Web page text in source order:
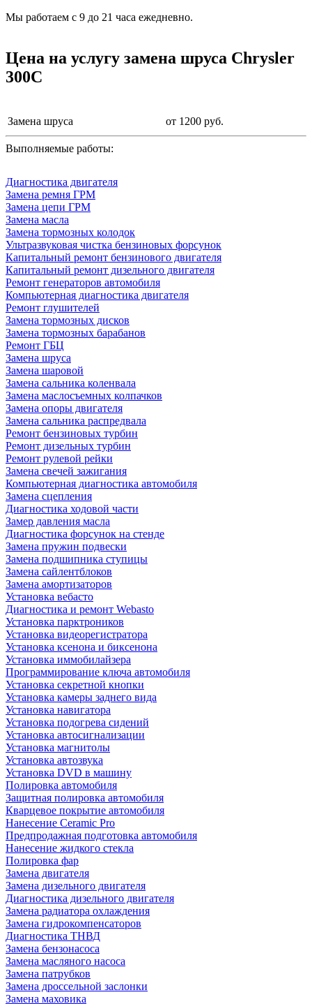
Мы работаем с 9 до 21 часа ежедневно.
Цена на услугу замена шруса Chrysler
300C
Замена шруса от 1200 руб.
Выполняемые работы:
Диагностика двигателя
Замена ремня ГРМ
Замена цепи ГРМ
Замена масла
Замена тормозных колодок
Ультразвуковая чистка бензиновых форсунок
Капитальный ремонт бензинового двигателя
Капитальный ремонт дизельного двигателя
Ремонт генераторов автомобиля
Компьютерная диагностика двигателя
Ремонт глушителей
Замена тормозных дисков
Замена тормозных барабанов
Ремонт ГБЦ
Замена шруса
Замена шаровой
Замена сальника коленвала
Замена маслосъемных колпачков
Замена опоры двигателя
Замена сальника распредвала
Ремонт бензиновых турбин
Ремонт дизельных турбин
Ремонт рулевой рейки
Замена свечей зажигания
Компьютерная диагностика автомобиля
Замена сцепления
Диагностика ходовой части
Замер давления масла
Диагностика форсунок на стенде
Замена пружин подвески
Замена подшипника ступицы
Замена сайлентблоков
Замена амортизаторов
Установка вебасто
Диагностика и ремонт Webasto
Установка парктроников
Установка видеорегистратора
Установка ксенона и биксенона
Установка иммобилайзера
Программирование ключа автомобиля
Установка секретной кнопки
Установка камеры заднего вида
Установка навигатора
Установка подогрева сидений
Установка автосигнализации
Установка магнитолы
Установка автозвука
Установка DVD в машину
Полировка автомобиля
Защитная полировка автомобиля
Кварцевое покрытие автомобиля
Нанесение Ceramic Pro
Предпродажная подготовка автомобиля
Нанесение жидкого стекла
Полировка фар
Замена двигателя
Замена дизельного двигателя
Диагностика дизельного двигателя
Замена радиатора охлаждения
Замена гидрокомпенсаторов
Диагностика ТНВД
Замена бензонасоса
Замена масляного насоса
Замена патрубков
Замена дроссельной заслонки
Замена маховика